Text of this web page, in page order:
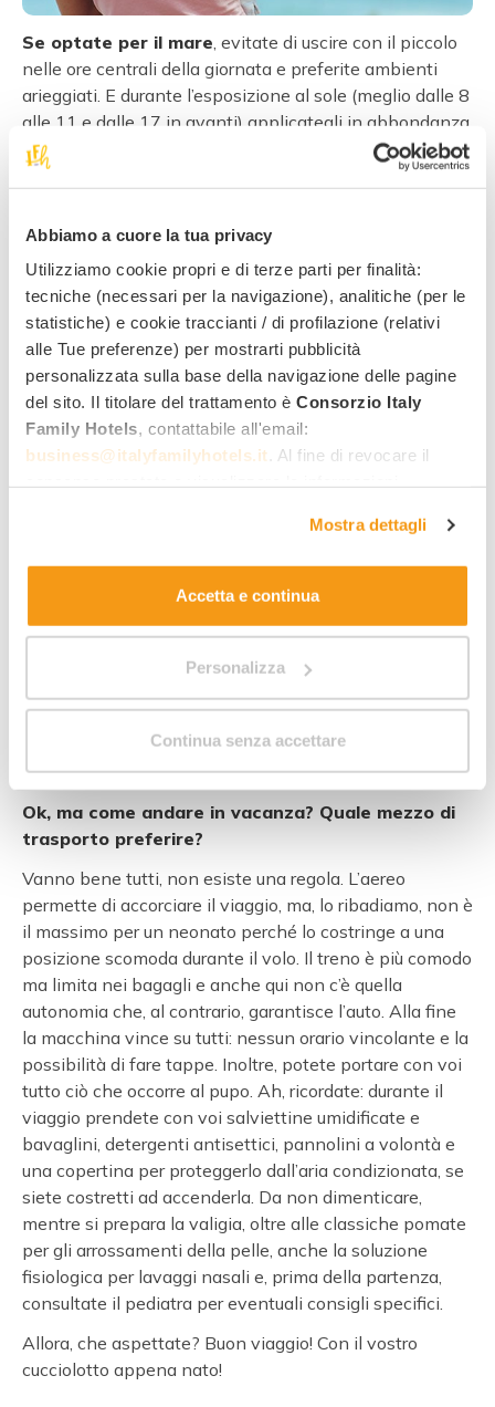
Abbiamo a cuore la tua privacy
Utilizziamo cookie propri e di terze parti per finalità:
tecniche (necessari per la navigazione), analitiche (per le
statistiche) e cookie traccianti / di profilazione (relativi
alle Tue preferenze) per mostrarti pubblicità
personalizzata sulla base della navigazione delle pagine
del sito. Il titolare del trattamento è Consorzio Italy
Family Hotels, contattabile all'email:
business@italyfamilyhotels.it . Al fine di revocare il
. Allo stesso link trovi la nostra informativa
estesa sui cookie.
Mostra dettagli
Accetta e continua
Personalizza
Continua senza accettare
Se optate per il mare, evitate di uscire con il piccolo
nelle ore centrali della giornata e preferite ambienti
arieggiati. E durante l’esposizione al sole (meglio dalle 8
alle 11 e dalle 17 in avanti) applicategli in abbondanza
una crema ad alta protezione e non dimenticargli
indossare un cappellino. Aspettate un’ora e mezza/due
asciugatelo con cura prima di rivestirlo. Come per gli
latte. Ma che spiaggia scegliere? L’ideale sono le
spiagge “a misura di bambino” per avere tutto a portata
di mano, servizi compresi. Molti dei nostri hotel hanno
spiagge con queste caratteristiche!
Anche la montagna è consigliata, perfetta se il
vostro bimbo ha poche settimane. Ma cercate di
evitare altitudini elevate (sopra i 2000 metri), o
escursioni? Vanno benissimo, a patto che scegliate
passeggiate non troppo lunghe e impegnative, anche
perché un neonato non è ancora pronto per essere
meta è in un posto caldo e soleggiato è sufficiente un
abbigliamento chiaro e leggero, di fibre naturali, che
lascino braccia e gambe scoperte, un cappellino chiaro
proteggerlo meglio e un maglioncino di cotone per la
sera.
Ok, ma come andare in vacanza? Quale mezzo di
trasporto preferire?
Vanno bene tutti, non esiste una regola. L’aereo
permette di accorciare il viaggio, ma, lo ribadiamo, non è
il massimo per un neonato perché lo costringe a una
posizione scomoda durante il volo. Il treno è più comodo
ma limita nei bagagli e anche qui non c’è quella
autonomia che, al contrario, garantisce l’auto. Alla fine
la macchina vince su tutti: nessun orario vincolante e la
possibilità di fare tappe. Inoltre, potete portare con voi
tutto ciò che occorre al pupo. Ah, ricordate: durante il
viaggio prendete con voi salviettine umidificate e
bavaglini, detergenti antisettici, pannolini a volontà e
una copertina per proteggerlo dall’aria condizionata, se
siete costretti ad accenderla. Da non dimenticare,
mentre si prepara la valigia, oltre alle classiche pomate
per gli arrossamenti della pelle, anche la soluzione
fisiologica per lavaggi nasali e, prima della partenza,
consultate il pediatra per eventuali consigli specifici.
Allora, che aspettate? Buon viaggio! Con il vostro
cucciolotto appena nato!